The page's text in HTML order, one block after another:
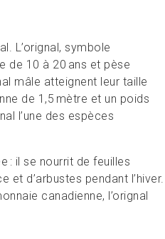
L’orignal, symbole
de 10 à 20 ans et pèse
mâle atteignent leur taille
de 1,5 mètre et un poids
l’une des espèces
: il se nourrit de feuilles
et d’arbustes pendant l’hiver.
canadienne, l’orignal